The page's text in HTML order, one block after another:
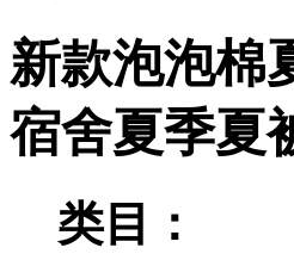
新款泡泡棉
宿舍夏季夏
类目：